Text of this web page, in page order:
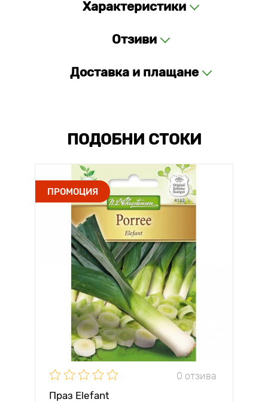
Характеристики
Отзиви
Доставка и плащане
ПОДОБНИ СТОКИ
ПРОМОЦИЯ
0 отзива
Праз Elefant